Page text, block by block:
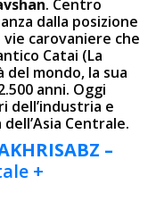
. Centro
dalla posizione
carovaniere che
Catai (La
del mondo, la sua
anni. Oggi
dell’industria e
Centrale.
–
+